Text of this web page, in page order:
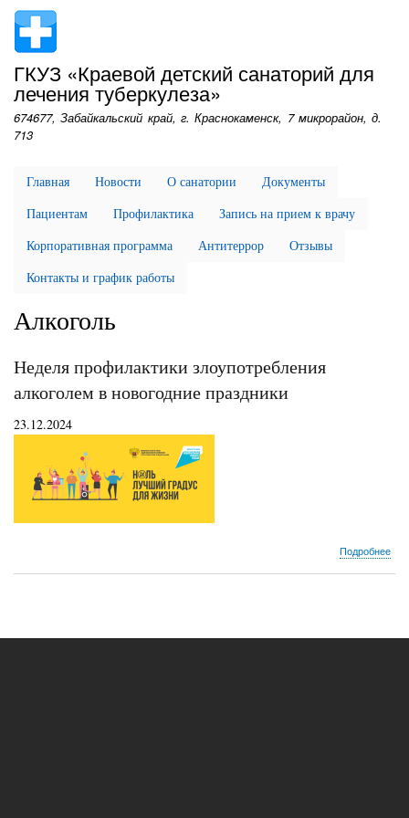
содержанию
ГКУЗ «Краевой детский санаторий для
лечения туберкулеза»
674677, Забайкальский край, г. Краснокаменск, 7 микрорайон, д.
713
Главная Новости О санатории
Документы
Пациентам
Профилактика
Запись на прием к врачу
Корпоративная программа
Антитеррор
Отзывы
Контакты и график работы
Алкоголь
Неделя профилактики злоупотребления
алкоголем в новогодние праздники
23.12.2024
Подробнеео